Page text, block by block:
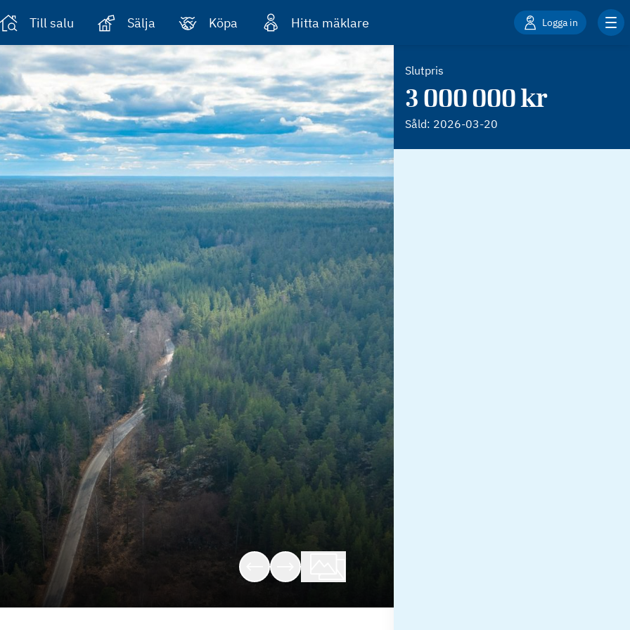
Till salu Sälja Köpa Hitta mäklare Logga in
Slutpris
3 000 000 kr
Såld: 2026-03-20